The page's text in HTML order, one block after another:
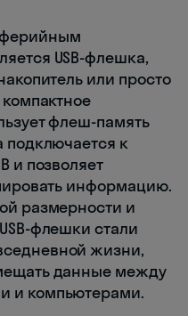
USB-флешка,
или просто
флеш-память
подключается к
и позволяет
информацию.
размерности и
флешки стали
жизни,
данные между
и компьютерами.